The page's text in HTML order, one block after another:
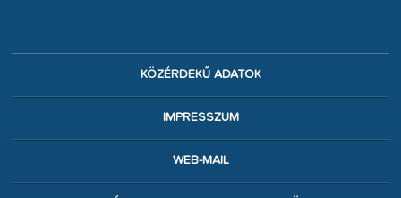
KÖZÉRDEKŰ ADATOK
IMPRESSZUM
WEB-MAIL